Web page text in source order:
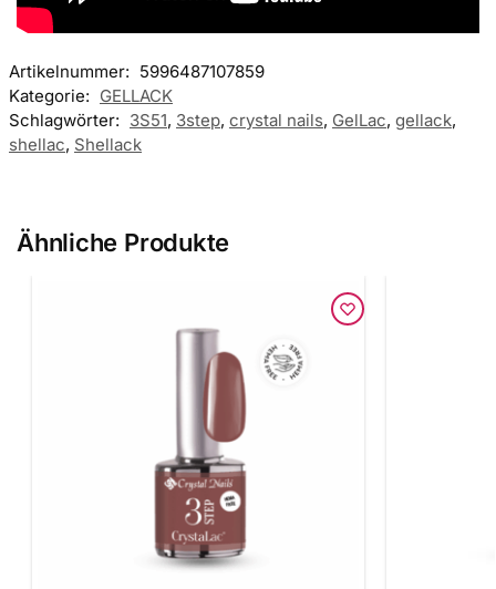
Artikelnummer: 5996487107859
Kategorie: GELLACK
Schlagwörter: 3S51, 3step, crystal nails, GelLac, gellack,
shellac, Shellack
Ähnliche Produkte